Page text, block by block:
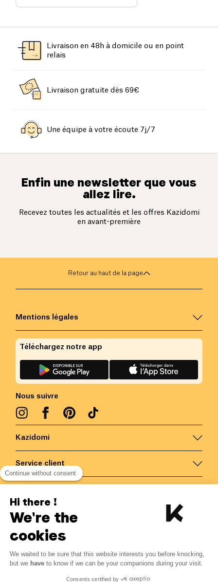
Livraison en 48h à domicile ou en point
relais
Livraison gratuite dès 69€
Une équipe à votre écoute 7j/7
Enfin une newsletter que vous
allez lire.
Recevez toutes les actualités et les offres Kazidomi
en avant-première
7.30€ 6.21€ -15% ?
Economisez 1.09 € avec K+
Retour au haut de la page
Kazidomi
Service client
Mentions légales
Nous suivre
Téléchargez notre app
Belgique/FR
Tous droits réservés
Continue without consent
Hi there !
We're the
cookies
We waited to be sure that this website interests you before knocking,
but we have to know if we can be your companions during your visit.
Consents certified by